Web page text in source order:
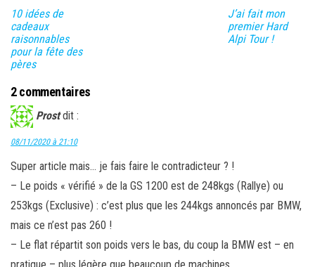
10 idées de
cadeaux
raisonnables
pour la fête des
pères
J’ai fait mon
premier Hard
Alpi Tour !
2 commentaires
Prost dit :
08/11/2020 à 21:10
Super article mais… je fais faire le contradicteur ? !
– Le poids « vérifié » de la GS 1200 est de 248kgs (Rallye) ou
253kgs (Exclusive) : c’est plus que les 244kgs annoncés par BMW,
mais ce n’est pas 260 !
– Le flat répartit son poids vers le bas, du coup la BMW est – en